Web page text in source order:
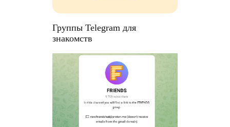
Группы Telegram для
знакомств